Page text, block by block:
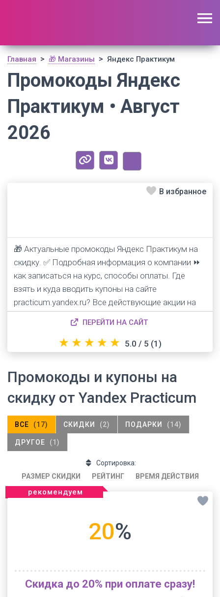
Главная > 🎁 Магазины > Яндекс Практикум
Промокоды Яндекс
Практикум • Август
2026
🎁 Актуальные промокоды Яндекс Практикум на
скидку. ✅ Подробная информация о компании ⏩
как записаться на курс, способы оплаты. Где
взять и куда вводить купоны на сайте
practicum.yandex.ru? Все действующие акции на
ПЕРЕЙТИ НА САЙТ
★ ★ ★ ★ ★ 5.0 / 5 (1)
В избранное
Промокоды и купоны на
скидку от Yandex Practicum
ВСЕ (17) СКИДКИ (2) ПОДАРКИ (14)
ДРУГОЕ (1)
Сортировка:
РАЗМЕР СКИДКИ
РЕЙТИНГ ВРЕМЯ ДЕЙСТВИЯ
20%
рекомендуем
Скидка до 20% при оплате сразу!